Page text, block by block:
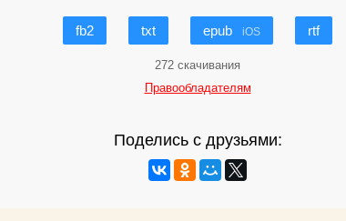
fb2 txt epub iOS rtf
272 скачивания
Правообладателям
Поделись с друзьями: